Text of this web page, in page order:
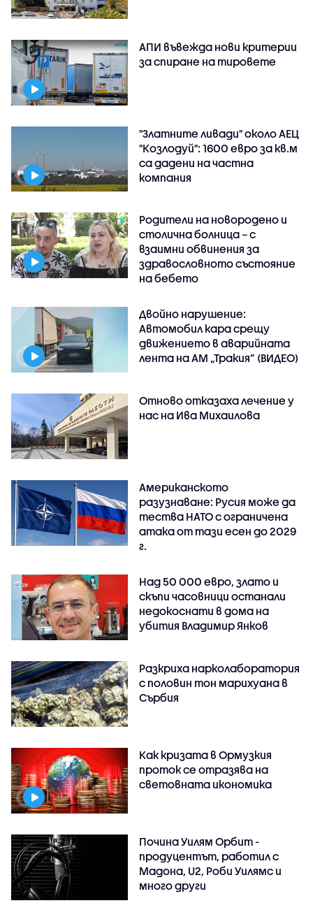
АПИ въвежда нови критерии
за спиране на тировете
"Златните ливади" около АЕЦ
"Козлодуй": 1600 евро за кв.м
са дадени на частна
компания
Родители на новородено и
столична болница – с
взаимни обвинения за
здравословното състояние
на бебето
Двойно нарушение:
Автомобил кара срещу
движението в аварийната
лента на АМ „Тракия” (ВИДЕО)
Отново отказаха лечение у
нас на Ива Михаилова
Американското
разузнаване: Русия може да
тества НАТО с ограничена
атака от тази есен до 2029
г.
Над 50 000 евро, злато и
скъпи часовници останали
недокоснати в дома на
убития Владимир Янков
Разкриха нарколаборатория
с половин тон марихуана в
Сърбия
Как кризата в Ормузкия
проток се отразява на
световната икономика
Почина Уилям Орбит -
продуцентът, работил с
Мадона, U2, Роби Уилямс и
много други